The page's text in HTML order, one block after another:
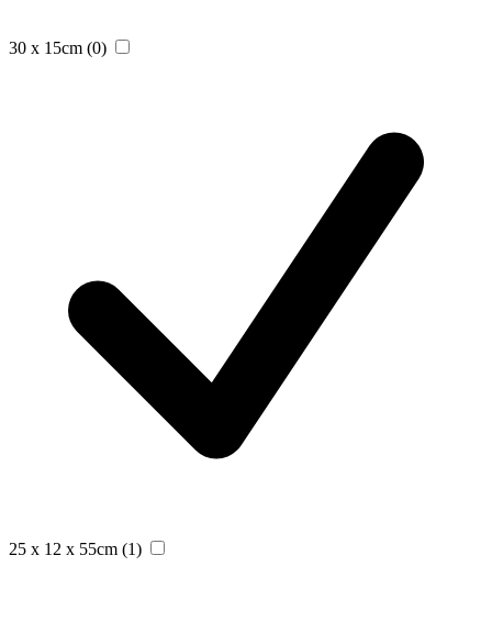
30 x 15cm (0)
25 x 12 x 55cm (1)